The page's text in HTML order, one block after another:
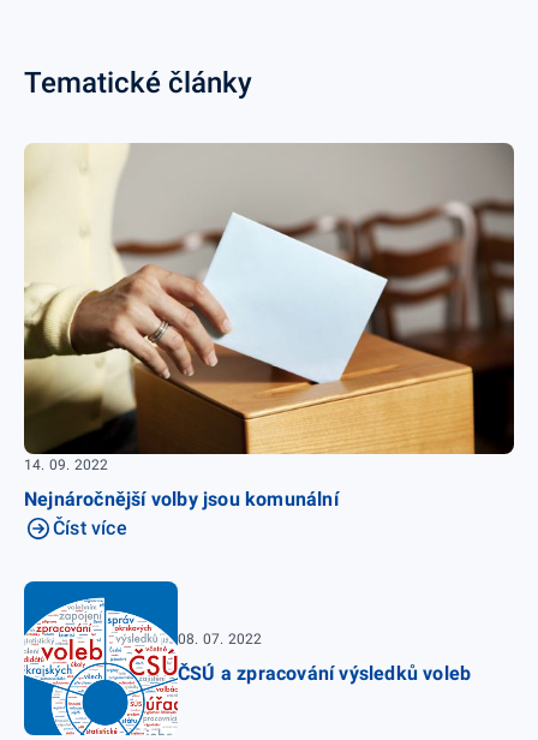
Tematické články
14. 09. 2022
Nejnáročnější volby jsou komunální
Číst více
08. 07. 2022
ČSÚ a zpracování výsledků voleb